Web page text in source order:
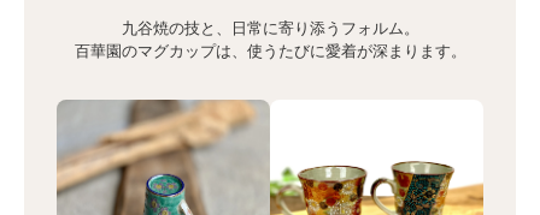
九谷焼の技と、日常に寄り添うフォルム。
百華園のマグカップは、使うたびに愛着が深まります。